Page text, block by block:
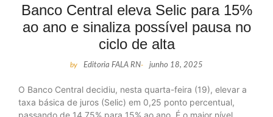
Banco Central eleva Selic para 15%
ao ano e sinaliza possível pausa no
ciclo de alta
by Editoria FALA RN- junho 18, 2025
O Banco Central decidiu, nesta quarta-feira (19), elevar a
taxa básica de juros (Selic) em 0,25 ponto percentual,
passando de 14,75% para 15% ao ano. É o maior nível